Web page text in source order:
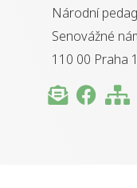
Národní
Senovážné
110 00 Praha 1